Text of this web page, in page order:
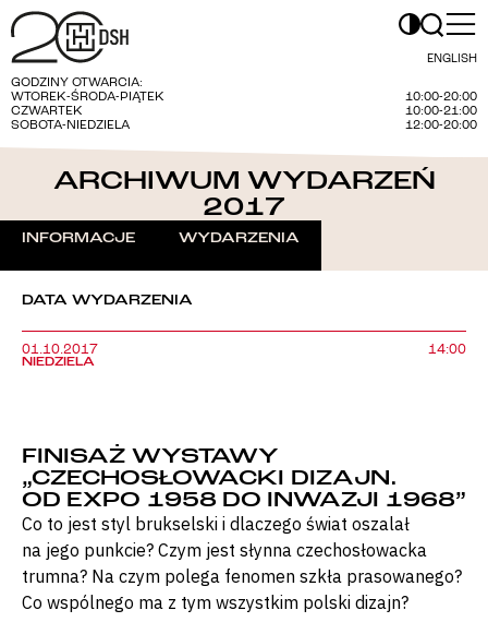
ENGLISH
GODZINY OTWARCIA:
WTOREK-ŚRODA-PIĄTEK
10:00-20:00
CZWARTEK
10:00-21:00
SOBOTA-NIEDZIELA
12:00-20:00
ARCHIWUM WYDARZEŃ
2017
INFORMACJE WYDARZENIA
DATA WYDARZENIA
01.10.2017
NIEDZIELA
14:00
FINISAŻ WYSTAWY
„CZECHOSŁOWACKI DIZAJN.
OD EXPO 1958 DO INWAZJI 1968”
Co to jest styl brukselski i dlaczego świat oszalał
na jego punkcie? Czym jest słynna czechosłowacka
trumna? Na czym polega fenomen szkła prasowanego?
Co wspólnego ma z tym wszystkim polski dizajn?